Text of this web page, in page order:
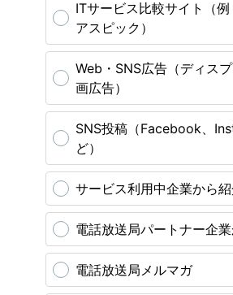
ITサービス比較サイト（例
アスピック）
Web・SNS広告（ディス
画広告）
SNS投稿（Facebook、
ど）
サービス利用中企業から
電話放送局パートナー企
電話放送局メルマガ